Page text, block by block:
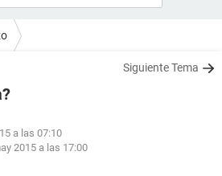
Siguiente Tema
a las 07:10
2015 a las 17:00